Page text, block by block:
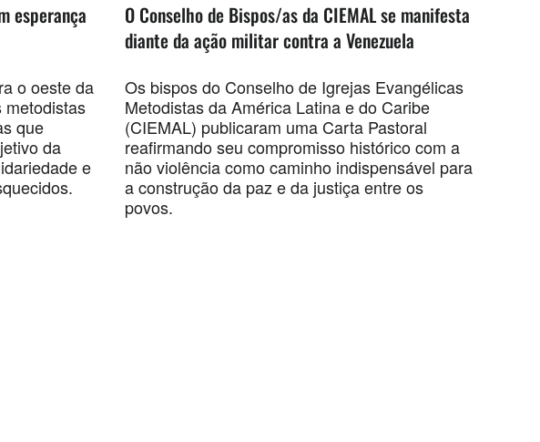
esperança
o oeste da
metodistas
que
da
e
O Conselho de Bispos/as da CIEMAL se manifesta
diante da ação militar contra a Venezuela
Os bispos do Conselho de Igrejas Evangélicas
Metodistas da América Latina e do Caribe
(CIEMAL) publicaram uma Carta Pastoral
reafirmando seu compromisso histórico com a
não violência como caminho indispensável para
a construção da paz e da justiça entre os
povos.